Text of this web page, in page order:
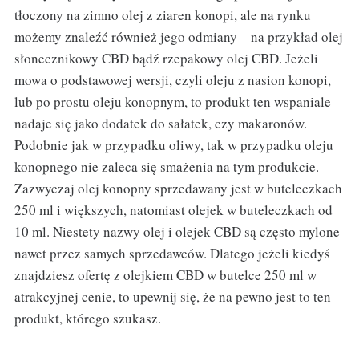
tłoczony na zimno olej z ziaren konopi, ale na rynku
możemy znaleźć również jego odmiany – na przykład olej
słonecznikowy CBD bądź rzepakowy olej CBD. Jeżeli
mowa o podstawowej wersji, czyli oleju z nasion konopi,
lub po prostu oleju konopnym, to produkt ten wspaniale
nadaje się jako dodatek do sałatek, czy makaronów.
Podobnie jak w przypadku oliwy, tak w przypadku oleju
konopnego nie zaleca się smażenia na tym produkcie.
Zazwyczaj olej konopny sprzedawany jest w buteleczkach
250 ml i większych, natomiast olejek w buteleczkach od
10 ml. Niestety nazwy olej i olejek CBD są często mylone
nawet przez samych sprzedawców. Dlatego jeżeli kiedyś
znajdziesz ofertę z olejkiem CBD w butelce 250 ml w
atrakcyjnej cenie, to upewnij się, że na pewno jest to ten
produkt, którego szukasz.